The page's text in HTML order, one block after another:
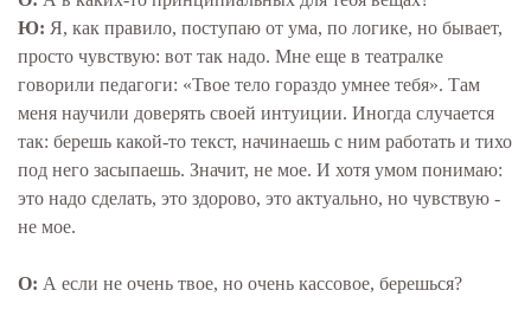
Ю: Я, как правило, поступаю от ума, по логике, но бывает,
просто чувствую: вот так надо. Мне еще в театралке
говорили педагоги: «Твое тело гораздо умнее тебя». Там
меня научили доверять своей интуиции. Иногда случается
так: берешь какой-то текст, начинаешь с ним работать и тихо
под него засыпаешь. Значит, не мое. И хотя умом понимаю:
это надо сделать, это здорово, это актуально, но чувствую -
не мое.
О: А если не очень твое, но очень кассовое, берешься?